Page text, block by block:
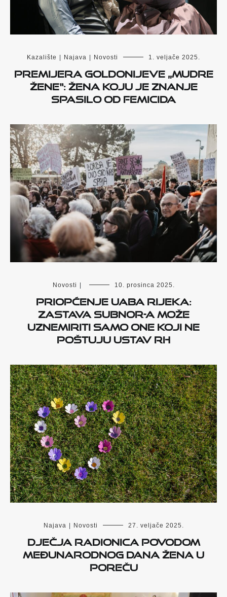
Kazalište Najava Novosti 1. veljače 2025.
Premijera Goldonijeve „Mudre
žene“: Žena koju je znanje
spasilo od femicida
Novosti 10. prosinca 2025.
PRIOPĆENJE UABA RIJEKA:
ZASTAVA SUBNOR-a MOŽE
UZNEMIRITI SAMO ONE KOJI NE
POŠTUJU USTAV RH
Najava Novosti 27. veljače 2025.
Dječja radionica povodom
Međunarodnog dana žena u
Poreču